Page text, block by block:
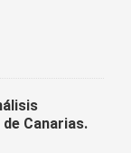
Canarias.